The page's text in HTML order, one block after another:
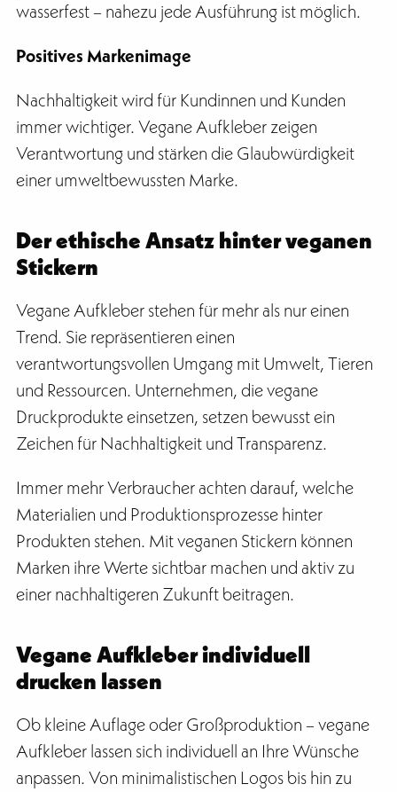
wasserfest – nahezu jede Ausführung ist möglich.
Positives Markenimage
Nachhaltigkeit wird für Kundinnen und Kunden
immer wichtiger. Vegane Aufkleber zeigen
Verantwortung und stärken die Glaubwürdigkeit
einer umweltbewussten Marke.
Der ethische Ansatz hinter veganen
Stickern
Vegane Aufkleber stehen für mehr als nur einen
Trend. Sie repräsentieren einen
verantwortungsvollen Umgang mit Umwelt, Tieren
und Ressourcen. Unternehmen, die vegane
Druckprodukte einsetzen, setzen bewusst ein
Zeichen für Nachhaltigkeit und Transparenz.
Immer mehr Verbraucher achten darauf, welche
Materialien und Produktionsprozesse hinter
Produkten stehen. Mit veganen Stickern können
Marken ihre Werte sichtbar machen und aktiv zu
einer nachhaltigeren Zukunft beitragen.
Vegane Aufkleber individuell
drucken lassen
Ob kleine Auflage oder Großproduktion – vegane
Aufkleber lassen sich individuell an Ihre Wünsche
anpassen. Von minimalistischen Logos bis hin zu